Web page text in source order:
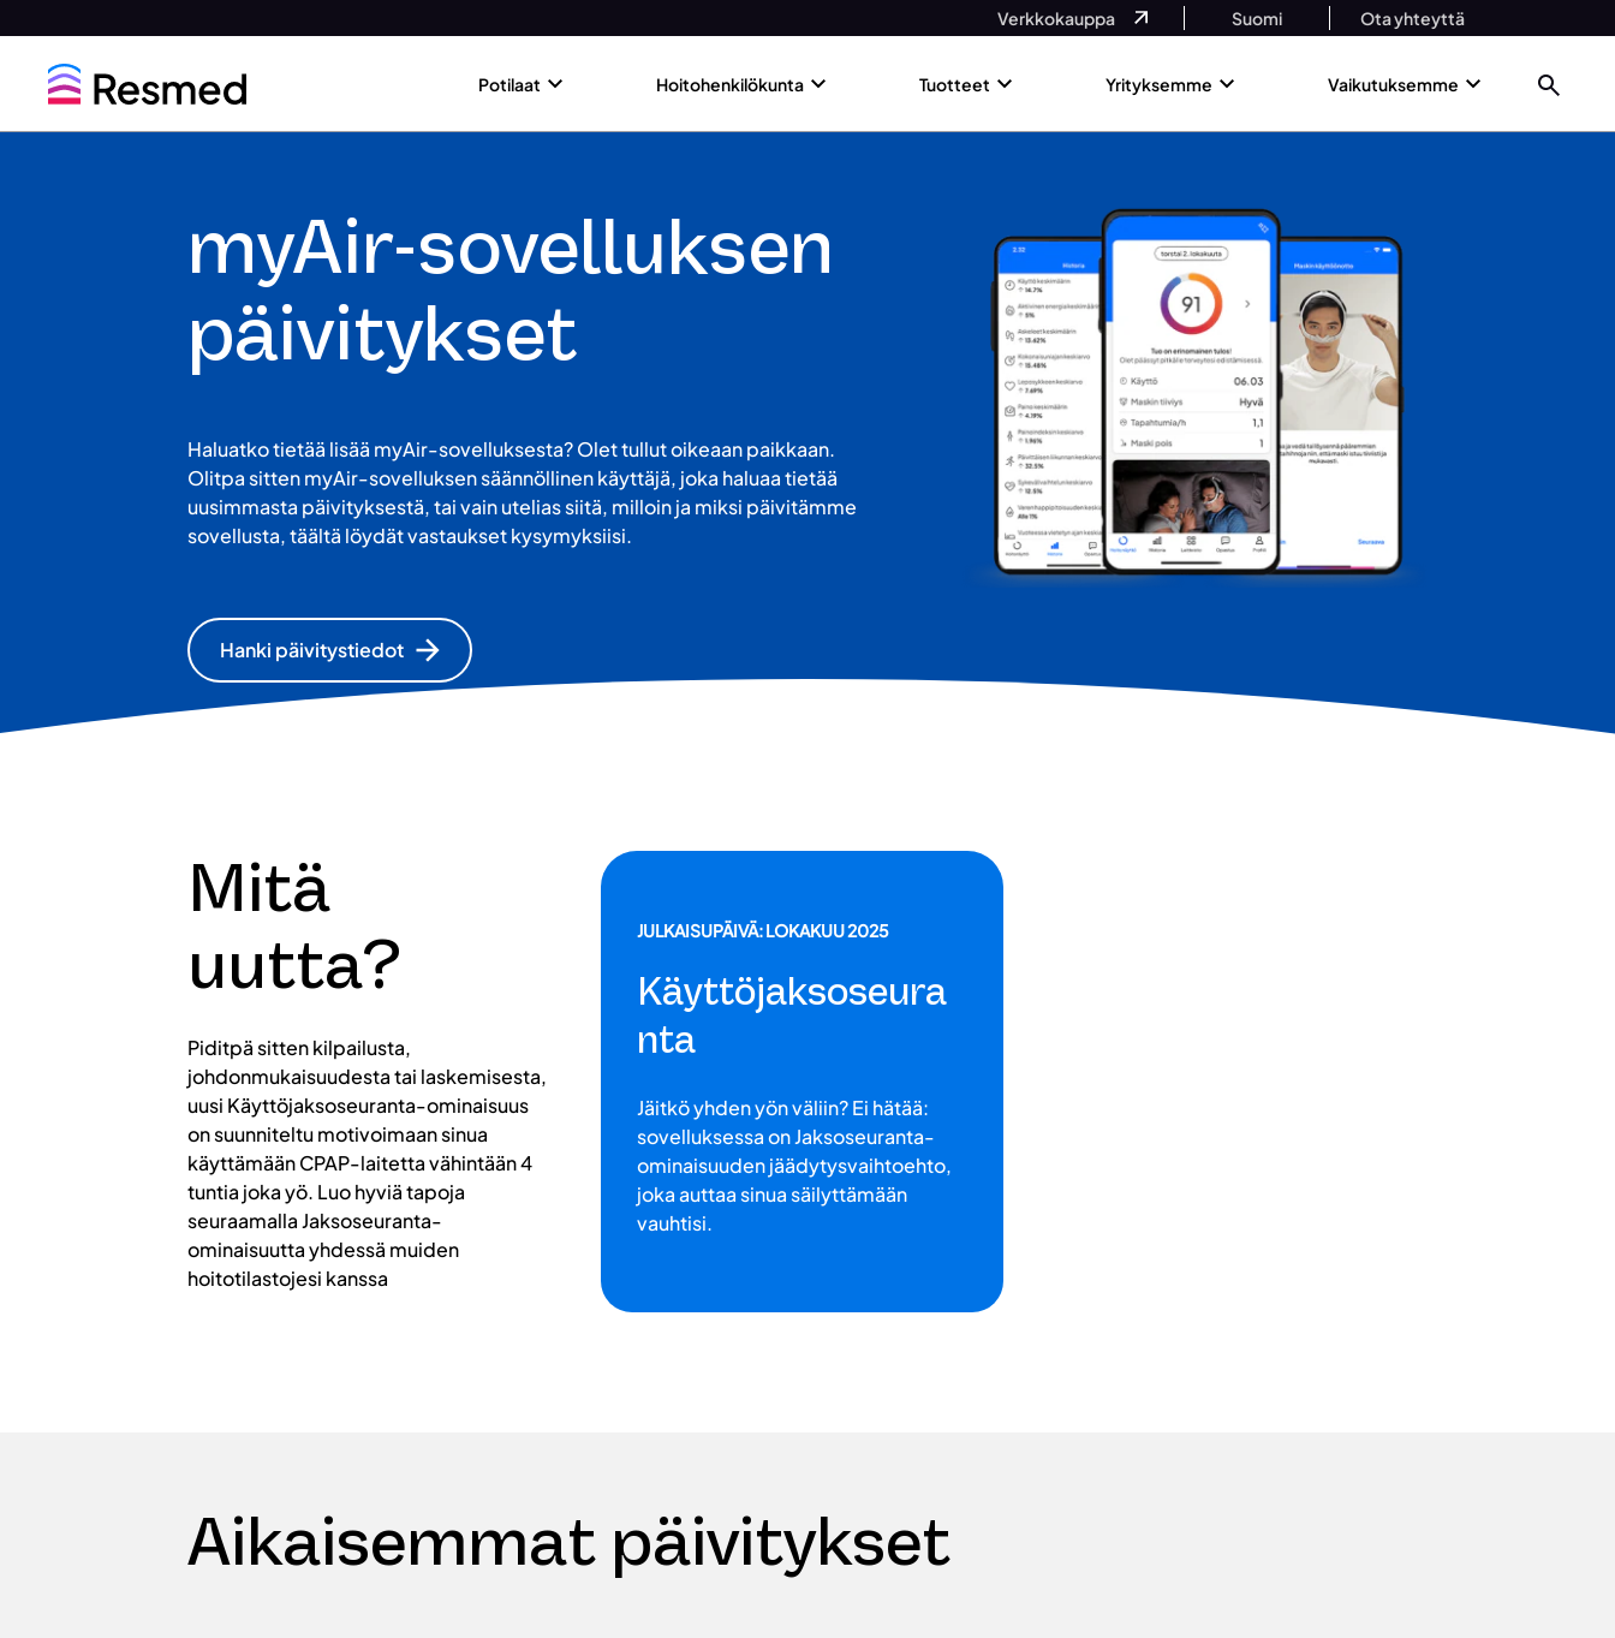
to
menu
to
content
Verkkokauppa Suomi Ota yhteyttä
Potilaat Hoitohenkilökunta Tuotteet Yrityksemme Vaikutuksemme
myAir-sovelluksen
päivitykset
Haluatko tietää lisää myAir-sovelluksesta? Olet tullut oikeaan paikkaan.
Olitpa sitten myAir-sovelluksen säännöllinen käyttäjä, joka haluaa tietää
uusimmasta päivityksestä, tai vain utelias siitä, milloin ja miksi päivitämme
sovellusta, täältä löydät vastaukset kysymyksiisi.
Hanki päivitystiedot
Mitä
uutta?
Piditpä sitten kilpailusta,
johdonmukaisuudesta tai laskemisesta,
uusi Käyttöjaksoseuranta-ominaisuus
on suunniteltu motivoimaan sinua
käyttämään CPAP-laitetta vähintään 4
tuntia joka yö. Luo hyviä tapoja
seuraamalla Jaksoseuranta-
ominaisuutta yhdessä muiden
hoitotilastojesi kanssa
JULKAISUPÄIVÄ: LOKAKUU 2025
Käyttöjaksoseura
nta
Jäitkö yhden yön väliin? Ei hätää:
sovelluksessa on Jaksoseuranta-
ominaisuuden jäädytysvaihtoehto,
joka auttaa sinua säilyttämään
vauhtisi.
Aikaisemmat päivitykset